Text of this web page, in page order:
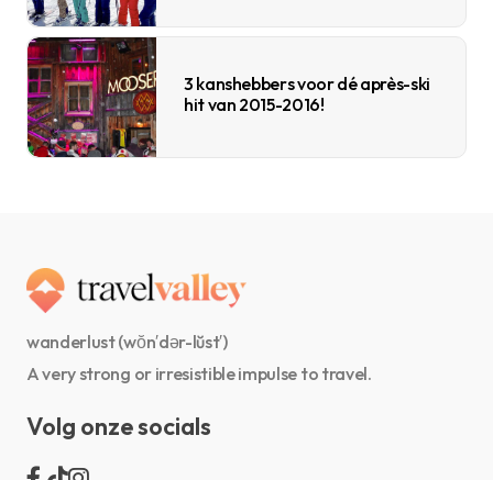
3 kanshebbers voor dé après-ski
hit van 2015-2016!
wanderlust (wŏn′dər-lŭst′)
A very strong or irresistible impulse to travel.
Volg onze socials